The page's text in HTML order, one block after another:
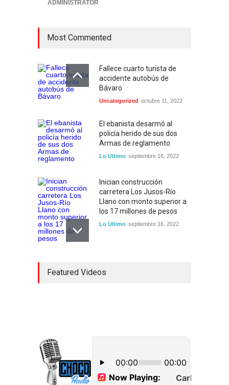
ADMINISTRATOR
Most Commented
Fallece cuarto turista de
accidente autobús de
Bávaro
Uncategorized octubre 11, 2022
El ebanista desarmó al
policía herido de sus dos
Armas de reglamento
Lo Ultimo septiembre 16, 2022
Inician construcción
carretera Los Jusos-Río
Llano con monto superior a
los 17 millones de pesos
Lo Ultimo septiembre 16, 2022
15 paquetes de presumible
detalla alcance Plan de
septiembre 18, 2022
Featured Videos